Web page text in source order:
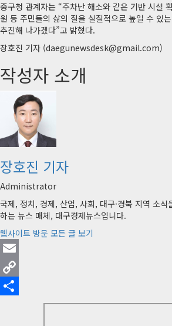
중구청 관계자는 “주차난 해소와 같은 기반 시설
원 등 주민들의 삶의 질을 실질적으로 높일 수 있
추진해 나가겠다”고 밝혔다.
장호진 기자 (daegunewsdesk@gmail.com)
작성자 소개
장호진 기자
Administrator
국제, 정치, 경제, 산업, 사회, 대구·경북 지역 소
하는 뉴스 매체, 대구경제뉴스입니다.
웹사이트 방문 모든 글 보기
Email
Copy